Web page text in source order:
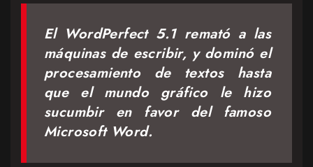
El WordPerfect 5.1remató a las
máquinas de escribir, y dominó el
procesamiento de textos hasta
que el mundo gráfico le hizo
sucumbir en favor del famoso
Microsoft Word.